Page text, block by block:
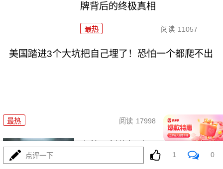
牌背后的终极真相
最热 阅读 11057
美国踏进3个大坑把自己埋了！恐怕一个都爬不出
最热 阅读 17998 08-03
上将一封信捅破天！美军五艘驱
逐舰要盖三口锅！
点评一下 1 0